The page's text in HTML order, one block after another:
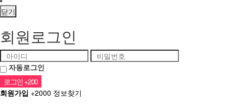
닫기
회원로그인
자동로그인
회원가입 +2000 정보찾기